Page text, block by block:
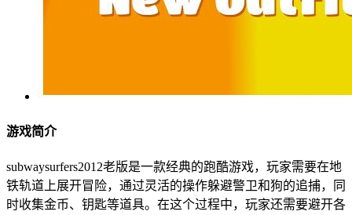
游戏简介
subwaysurfers2012老版是一款经典的跑酷游戏，玩家需要在地
铁轨道上展开冒险，通过灵活的操作躲避警卫和狗的追捕，同
时收集金币、钥匙等道具。在这个过程中，玩家还需要避开各